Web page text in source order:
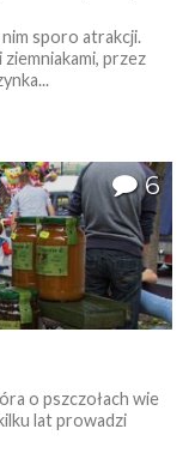
sporo atrakcji.
przez
6
o pszczołach wie
lat prowadzi